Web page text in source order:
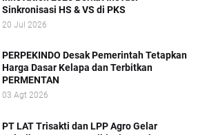
Sinkronisasi HS & VS di PKS
20 Jul 2026
PERPEKINDO Desak Pemerintah Tetapkan
Harga Dasar Kelapa dan Terbitkan
PERMENTAN
03 Agt 2026
PT LAT Trisakti dan LPP Agro Gelar